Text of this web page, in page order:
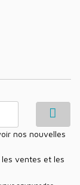
ventes et les